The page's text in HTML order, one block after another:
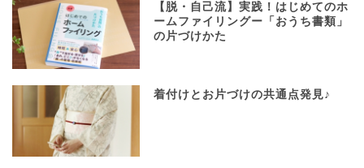
【脱・自己流】実践！はじめてのホ
ームファイリングー「おうち書類」
の片づけかた
着付けとお片づけの共通点発見♪